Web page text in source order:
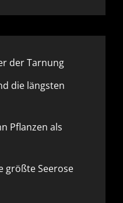
der Tarnung
die längsten
Pflanzen als
größte Seerose